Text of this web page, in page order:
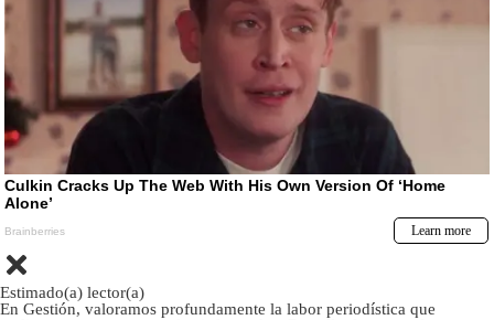
Estimado(a) lector(a)
En Gestión, valoramos profundamente la labor periodística que